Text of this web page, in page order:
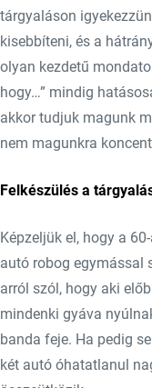
tárgyaláson
kisebbíteni, és a
olyan kezdetű
hogy…” mindig
akkor tudjuk magunk
nem magunkra
Felkészülés a
Képzeljük el, hogy a
autó robog egymással
arról szól, hogy aki
mindenki gyáva
banda feje. Ha pedig
két autó óhatatlanul